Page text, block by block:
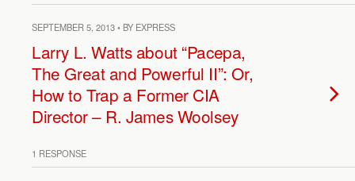
SEPTEMBER 5, 2013 • BY EXPRESS
Larry L. Watts about “Pacepa,
The Great and Powerful II”: Or,
How to Trap a Former CIA
Director – R. James Woolsey
1 RESPONSE